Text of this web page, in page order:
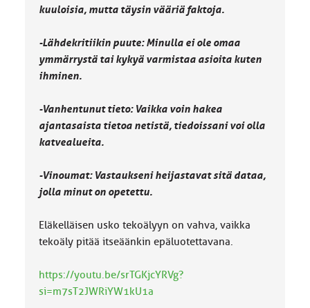
kuuloisia, mutta täysin vääriä faktoja.
-Lähdekritiikin puute: Minulla ei ole omaa
ymmärrystä tai kykyä varmistaa asioita kuten
ihminen.
-Vanhentunut tieto: Vaikka voin hakea
ajantasaista tietoa netistä, tiedoissani voi olla
katvealueita.
-Vinoumat: Vastaukseni heijastavat sitä dataa,
jolla minut on opetettu.
Eläkelläisen usko tekoälyyn on vahva, vaikka
tekoäly pitää itseäänkin epäluotettavana.
https://youtu.be/srTGKjcYRVg?
si=m7sT2JWRiYW1kU1a